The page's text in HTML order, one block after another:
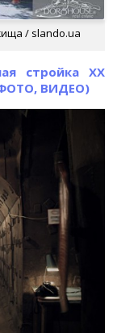
/ slando.ua
стройка XX
ВИДЕО)